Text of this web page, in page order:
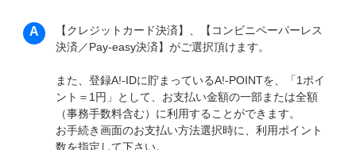
【クレジットカード決済】、【コンビニペーパーレス
決済／Pay-easy決済】がご選択頂けます。
また、登録A!-IDに貯まっているA!-POINTを、「1ポイ
ント＝1円」として、お支払い金額の一部または全額
（事務手数料含む）に利用することができます。
お手続き画面のお支払い方法選択時に、利用ポイント
数を指定して下さい。